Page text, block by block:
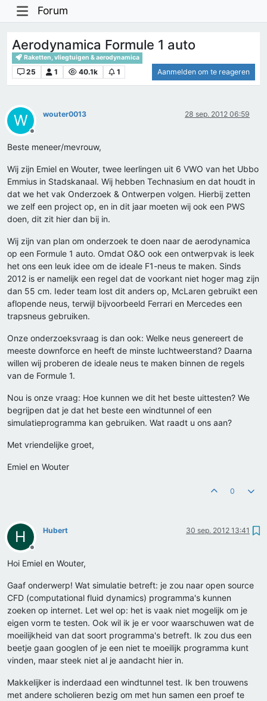
Forum
Aerodynamica Formule 1 auto
Raketten, vliegtuigen & aerodynamica
25 1 40.1k 1 Aanmelden om te reageren
W
Offline
wouter0013 28 sep. 2012 06:59
Beste meneer/mevrouw,
Wij zijn Emiel en Wouter, twee leerlingen uit 6 VWO van het Ubbo
Emmius in Stadskanaal. Wij hebben Technasium en dat houdt in
dat we het vak Onderzoek & Ontwerpen volgen. Hierbij zetten
we zelf een project op, en in dit jaar moeten wij ook een PWS
doen, dit zit hier dan bij in.
Wij zijn van plan om onderzoek te doen naar de aerodynamica
op een Formule 1 auto. Omdat O&O ook een ontwerpvak is leek
het ons een leuk idee om de ideale F1-neus te maken. Sinds
2012 is er namelijk een regel dat de voorkant niet hoger mag zijn
dan 55 cm. Ieder team lost dit anders op, McLaren gebruikt een
aflopende neus, terwijl bijvoorbeeld Ferrari en Mercedes een
trapsneus gebruiken.
Onze onderzoeksvraag is dan ook: Welke neus genereert de
meeste downforce en heeft de minste luchtweerstand? Daarna
willen wij proberen de ideale neus te maken binnen de regels
van de Formule 1.
Nou is onze vraag: Hoe kunnen we dit het beste uittesten? We
begrijpen dat je dat het beste een windtunnel of een
simulatieprogramma kan gebruiken. Wat raadt u ons aan?
Met vriendelijke groet,
Emiel en Wouter
0
H
Offline
Hubert 30 sep. 2012 13:41
Hoi Emiel en Wouter,
Gaaf onderwerp! Wat simulatie betreft: je zou naar open source
CFD (computational fluid dynamics) programma's kunnen
zoeken op internet. Let wel op: het is vaak niet mogelijk om je
eigen vorm te testen. Ook wil ik je er voor waarschuwen wat de
moeilijkheid van dat soort programma's betreft. Ik zou dus een
beetje gaan googlen of je een niet te moeilijk programma kunt
vinden, maar steek niet al je aandacht hier in.
Makkelijker is inderdaad een windtunnel test. Ik ben trouwens
met andere scholieren bezig om met hun samen een proef te